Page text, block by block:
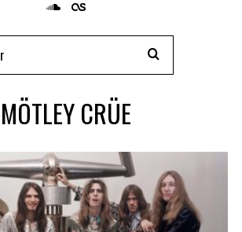
MÖTLEY CRÜE